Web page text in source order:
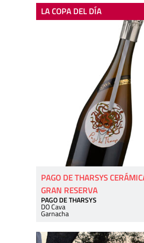
LA COPA DEL DÍA
PAGO DE THARSYS
GRAN RESERVA
PAGO DE THARSYS
DO Cava
Garnacha